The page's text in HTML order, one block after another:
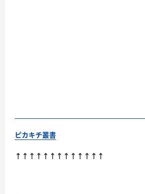
ピカキチ叢書
↑↑↑↑↑↑↑↑↑↑↑↑↑